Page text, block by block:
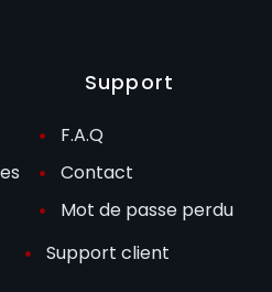
Support
F.A.Q
Contact
Mot de passe perdu
Support client